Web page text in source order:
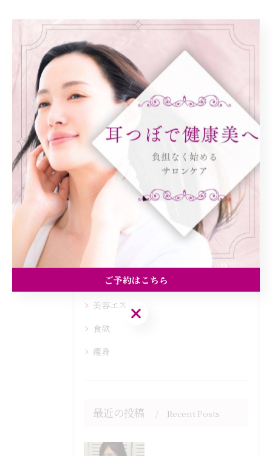
#耳つぼダイエット #耳ツボ#都島区 #野江内代 #健康的
に痩せる
< 前のページ 一覧に戻る 次のページ >
カテゴリー Categories
全てのカテゴリー
健康
美容エステ
食欲
痩身
最近の投稿 Recent Posts
ご予約はこちら
ご予約はこちら